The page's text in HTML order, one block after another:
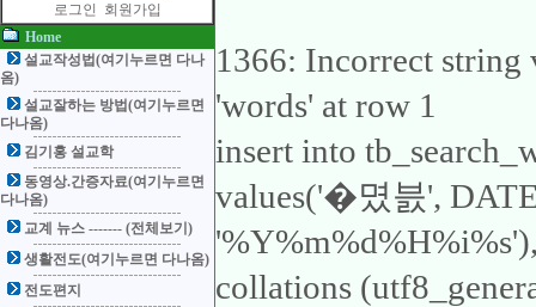
로그인
회원가입
Home
설교작성법(여기누르면 다나
옴)
설교잘하는 방법(여기누르면
다나옴)
김기홍 설교학
동영상.간증자료(여기누르면
다나옴)
교계 뉴스 ------- (전체보기)
생활전도(여기누르면 다나옴)
전도편지
1366: Incorrect
'words' at row 1
insert into
values('�몄븘',
collations